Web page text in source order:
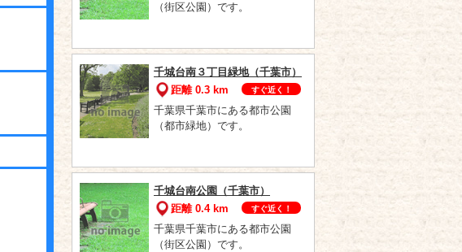
（街区公園）です。
千城台南３丁目緑地（千葉市）
距離 0.3 km
すぐ近く！
千葉県千葉市にある都市公園
（都市緑地）です。
千城台南公園（千葉市）
距離 0.4 km
すぐ近く！
千葉県千葉市にある都市公園
（街区公園）です。